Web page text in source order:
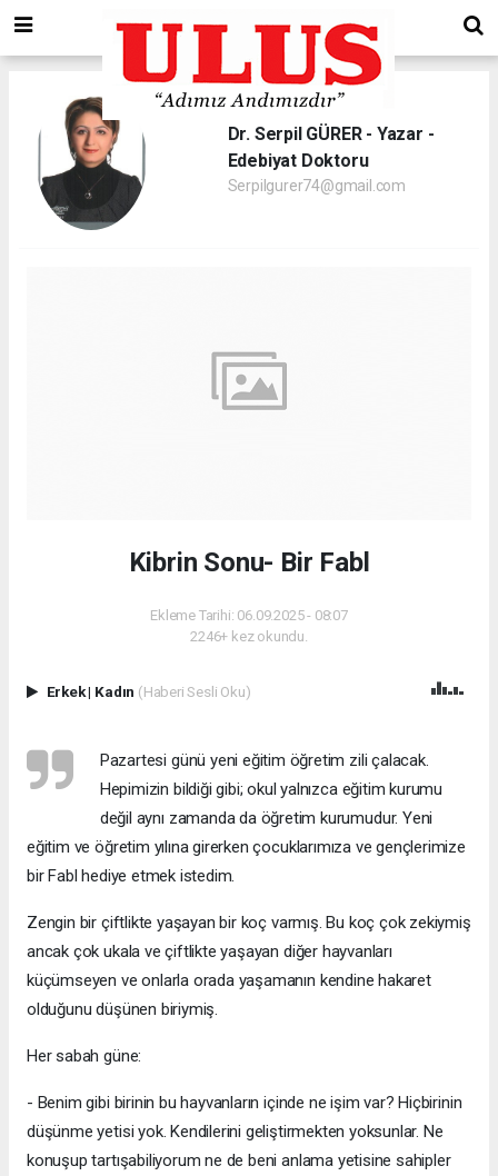
Dr. Serpil GÜRER - Yazar -
Edebiyat Doktoru
Serpilgurer74@gmail.com
Kibrin Sonu- Bir Fabl
Ekleme Tarihi: 06.09.2025 - 08:07
2246+ kez okundu.
Erkek| Kadın (Haberi Sesli Oku)
Pazartesi günü yeni eğitim öğretim zili çalacak.
Hepimizin bildiği gibi; okul yalnızca eğitim kurumu
değil aynı zamanda da öğretim kurumudur. Yeni
eğitim ve öğretim yılına girerken çocuklarımıza ve gençlerimize
bir Fabl hediye etmek istedim.
Zengin bir çiftlikte yaşayan bir koç varmış. Bu koç çok zekiymiş
ancak çok ukala ve çiftlikte yaşayan diğer hayvanları
küçümseyen ve onlarla orada yaşamanın kendine hakaret
olduğunu düşünen biriymiş.
Her sabah güne:
- Benim gibi birinin bu hayvanların içinde ne işim var? Hiçbirinin
düşünme yetisi yok. Kendilerini geliştirmekten yoksunlar. Ne
konuşup tartışabiliyorum ne de beni anlama yetisine sahipler